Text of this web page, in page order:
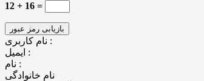
12 + 16 =
نام کاربری :
ایمیل :
نام :
نام خانوادگی